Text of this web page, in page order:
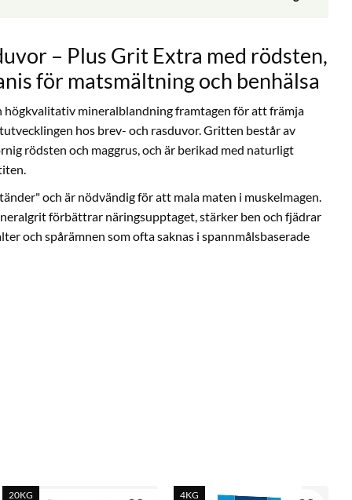
– Plus Grit Extra med rödsten,
för matsmältning och benhälsa
högkvalitativ mineralblandning framtagen för att främja
hos brev- och rasduvor. Gritten består av
rödsten och maggrus, och är berikad med naturligt
och är nödvändig för att mala maten i muskelmagen.
förbättrar näringsupptaget, stärker ben och fjädrar
och spårämnen som ofta saknas i spannmålsbaserade
(ostronskal, havssnäckor), rödsten, flintgrus (maggrus),
% • Natrium 0,20 %
20KG 4KG